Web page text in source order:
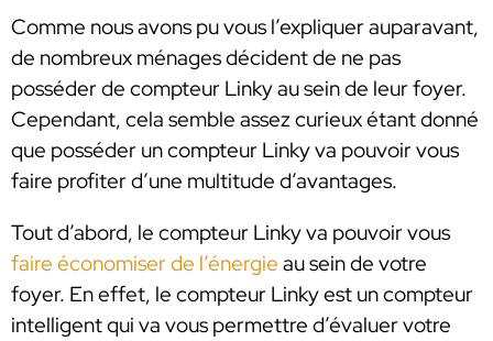
Comme nous avons pu vous l’expliquer auparavant,
de nombreux ménages décident de ne pas
posséder de compteur Linky au sein de leur foyer.
Cependant, cela semble assez curieux étant donné
que posséder un compteur Linky va pouvoir vous
faire profiter d’une multitude d’avantages.
Tout d’abord, le compteur Linky va pouvoir vous
faire économiser de l’énergie au sein de votre
foyer. En effet, le compteur Linky est un compteur
intelligent qui va vous permettre d’évaluer votre